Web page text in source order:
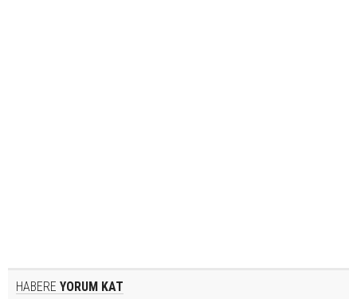
HABERE YORUM KAT